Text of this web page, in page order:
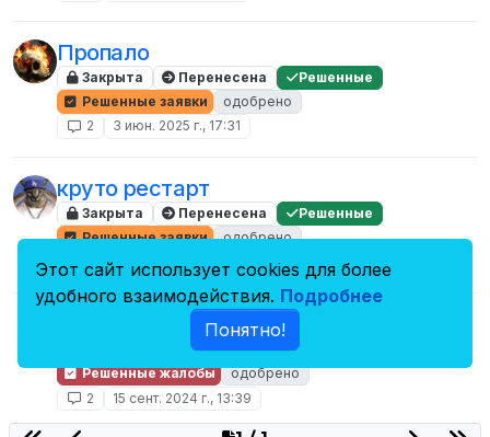
Пропало
Закрыта Перенесена
Решенные
Решенные заявки
одобрено
2
3 июн. 2025 г., 17:31
круто рестарт
Закрыта Перенесена
Решенные
Решенные заявки
одобрено
Лутерок и пгшер
Перенесена
Решенные
Решенные жалобы
одобрено
2
15 сент. 2024 г., 13:39
Этот сайт использует cookies для более
удобного взаимодействия. Подробнее
Понятно!